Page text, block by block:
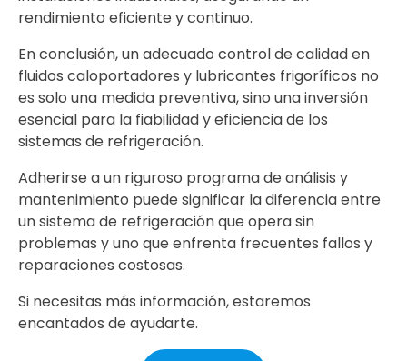
rendimiento eficiente y continuo.
En conclusión, un adecuado control de calidad en
fluidos caloportadores y lubricantes frigoríficos no
es solo una medida preventiva, sino una inversión
esencial para la fiabilidad y eficiencia de los
sistemas de refrigeración.
Adherirse a un riguroso programa de análisis y
mantenimiento puede significar la diferencia entre
un sistema de refrigeración que opera sin
problemas y uno que enfrenta frecuentes fallos y
reparaciones costosas.
Si necesitas más información, estaremos
encantados de ayudarte.